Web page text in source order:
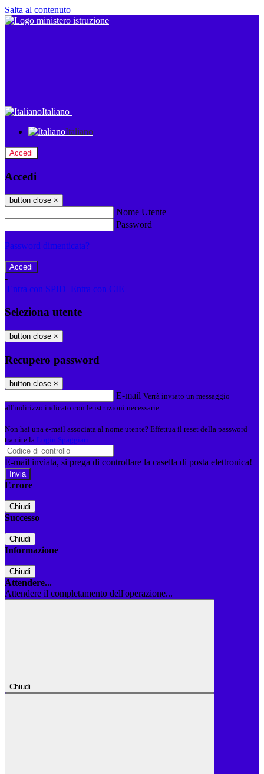
Salta al contenuto
Italiano
Italiano
Accedi
Accedi
button close ×
Nome Utente
Password
Password dimenticata?
-
Entra con SPID Entra con CIE
Seleziona utente
button close ×
Recupero password
button close ×
E-mail Verrà inviato un messaggio
all'indirizzo indicato con le istruzioni necessarie.
Non hai una e-mail associata al nome utente? Effettua il reset della password
tramite la Login Spaggiari
E-mail inviata, si prega di controllare la casella di posta elettronica!
Errore
Chiudi
Successo
Chiudi
Informazione
Chiudi
Attendere...
Attendere il completamento dell'operazione...
Chiudi